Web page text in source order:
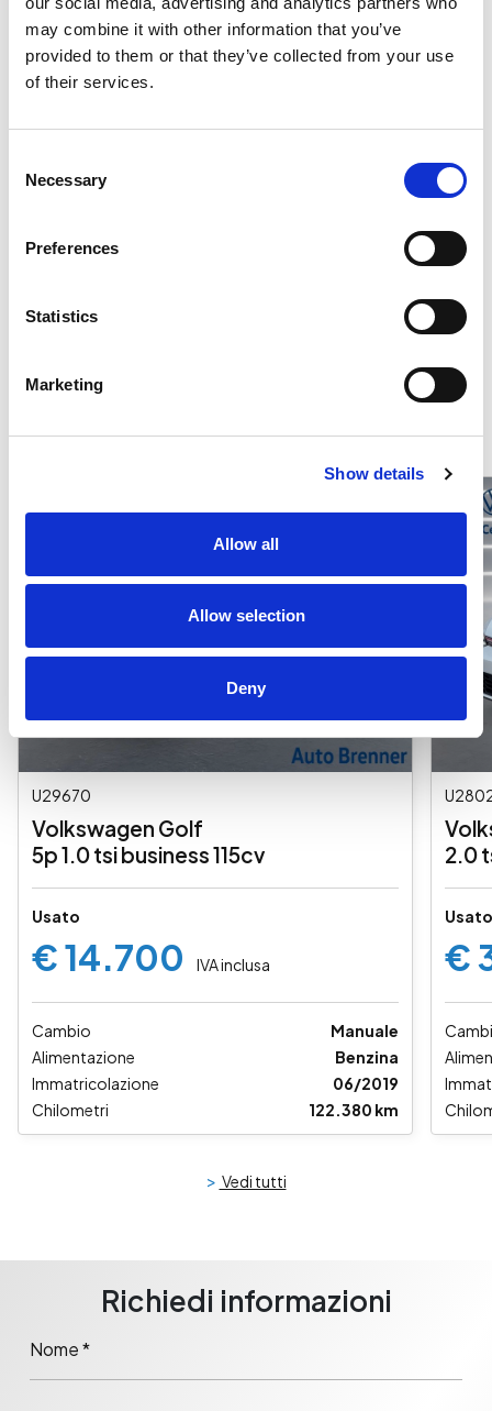
may combine it with other information that you’ve
provided to them or that they’ve collected from your use
of their services.
Selection
Necessary
Preferences
Statistics
Marketing
Show details
Allow all
Allow selection
Deny
Optional di serie
Consumi ed emissioni
Descrizione
Potrebbero interessarti questi veicoli
U29670
Volkswagen Golf
5p 1.0 tsi business 115cv
Usato
€ 14.700 IVA inclusa
Cambio
Manuale
Alimentazione
Benzina
Immatricolazione
06/2019
Chilometri
122.380 km
2.0
Usato
€
> Vedi tutti
Richiedi informazioni
Nome *